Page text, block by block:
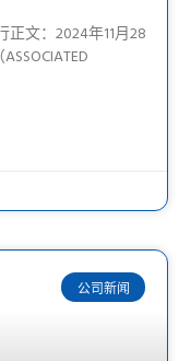
文：2024年11月28
公司新闻